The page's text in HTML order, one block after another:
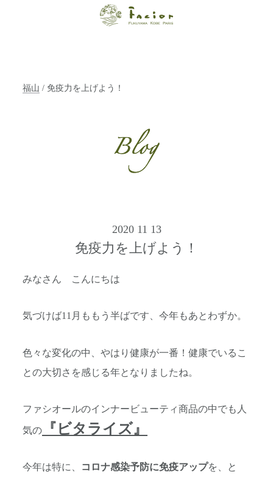
ン ファシオー
輝く美をトータ
ルでご提案しま
す。
福山 / 免疫力を上げよう！
2020 11 13
免疫力を上げよう！
みなさん こんにちは
気づけば11月ももう半ばです、今年もあとわずか。
色々な変化の中、やはり健康が一番！健康でいるこ
との大切さを感じる年となりましたね。
ファシオールのインナービューティ商品の中でも人
気の
『ビタライズ』
今年は特に、 コロナ感染予防に免疫アップを、と